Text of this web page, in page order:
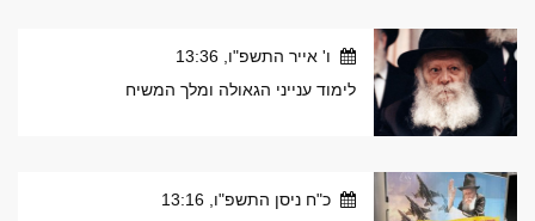
ו' אייר התשפ"ו, 13:36
לימוד ענייני הגאולה ומלך המשיח
כ"ח ניסן התשפ"ו, 13:16